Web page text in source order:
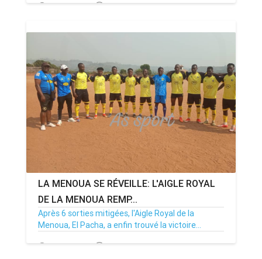
19/02/25 Par MenouActu 0
LA MENOUA SE RÉVEILLE: L'AIGLE ROYAL
DE LA MENOUA REMP...
Après 6 sorties mitigées, l'Aigle Royal de la
Menoua, El Pacha, a enfin trouvé la victoire...
26/01/25 Par MenouActu 0